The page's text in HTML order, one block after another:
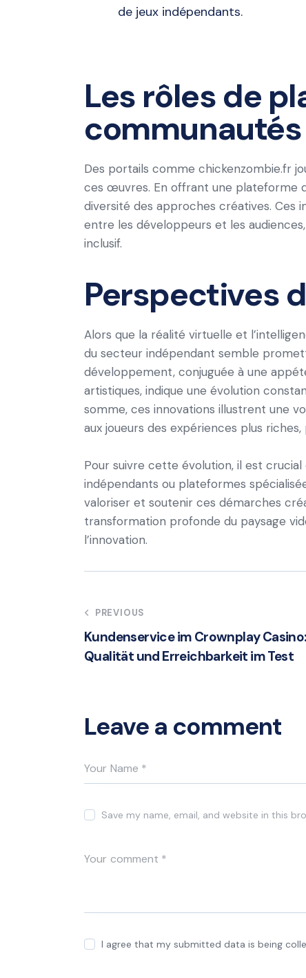
de jeux indépendants.
Les rôles de
Des portails comme chickenzombie.fr
ces œuvres. En offrant une plateforme
diversité des approches créatives. Ces
entre les développeurs et les
inclusif.
Perspectives
Alors que la réalité virtuelle et
du secteur indépendant semble
développement, conjuguée à une
artistiques, indique une évolution
somme, ces innovations illustrent une
aux joueurs des expériences plus
Pour suivre cette évolution, il est crucial
indépendants ou plateformes
valoriser et soutenir ces démarches
transformation profonde du paysage
l’innovation.
Post
navigation
PREVIOUS
Kundenservice im Crownplay Casino:
Qualität und Erreichbarkeit im Test
Leave a comment
Save my name, email, and website in this
I agree that my submitted data is being